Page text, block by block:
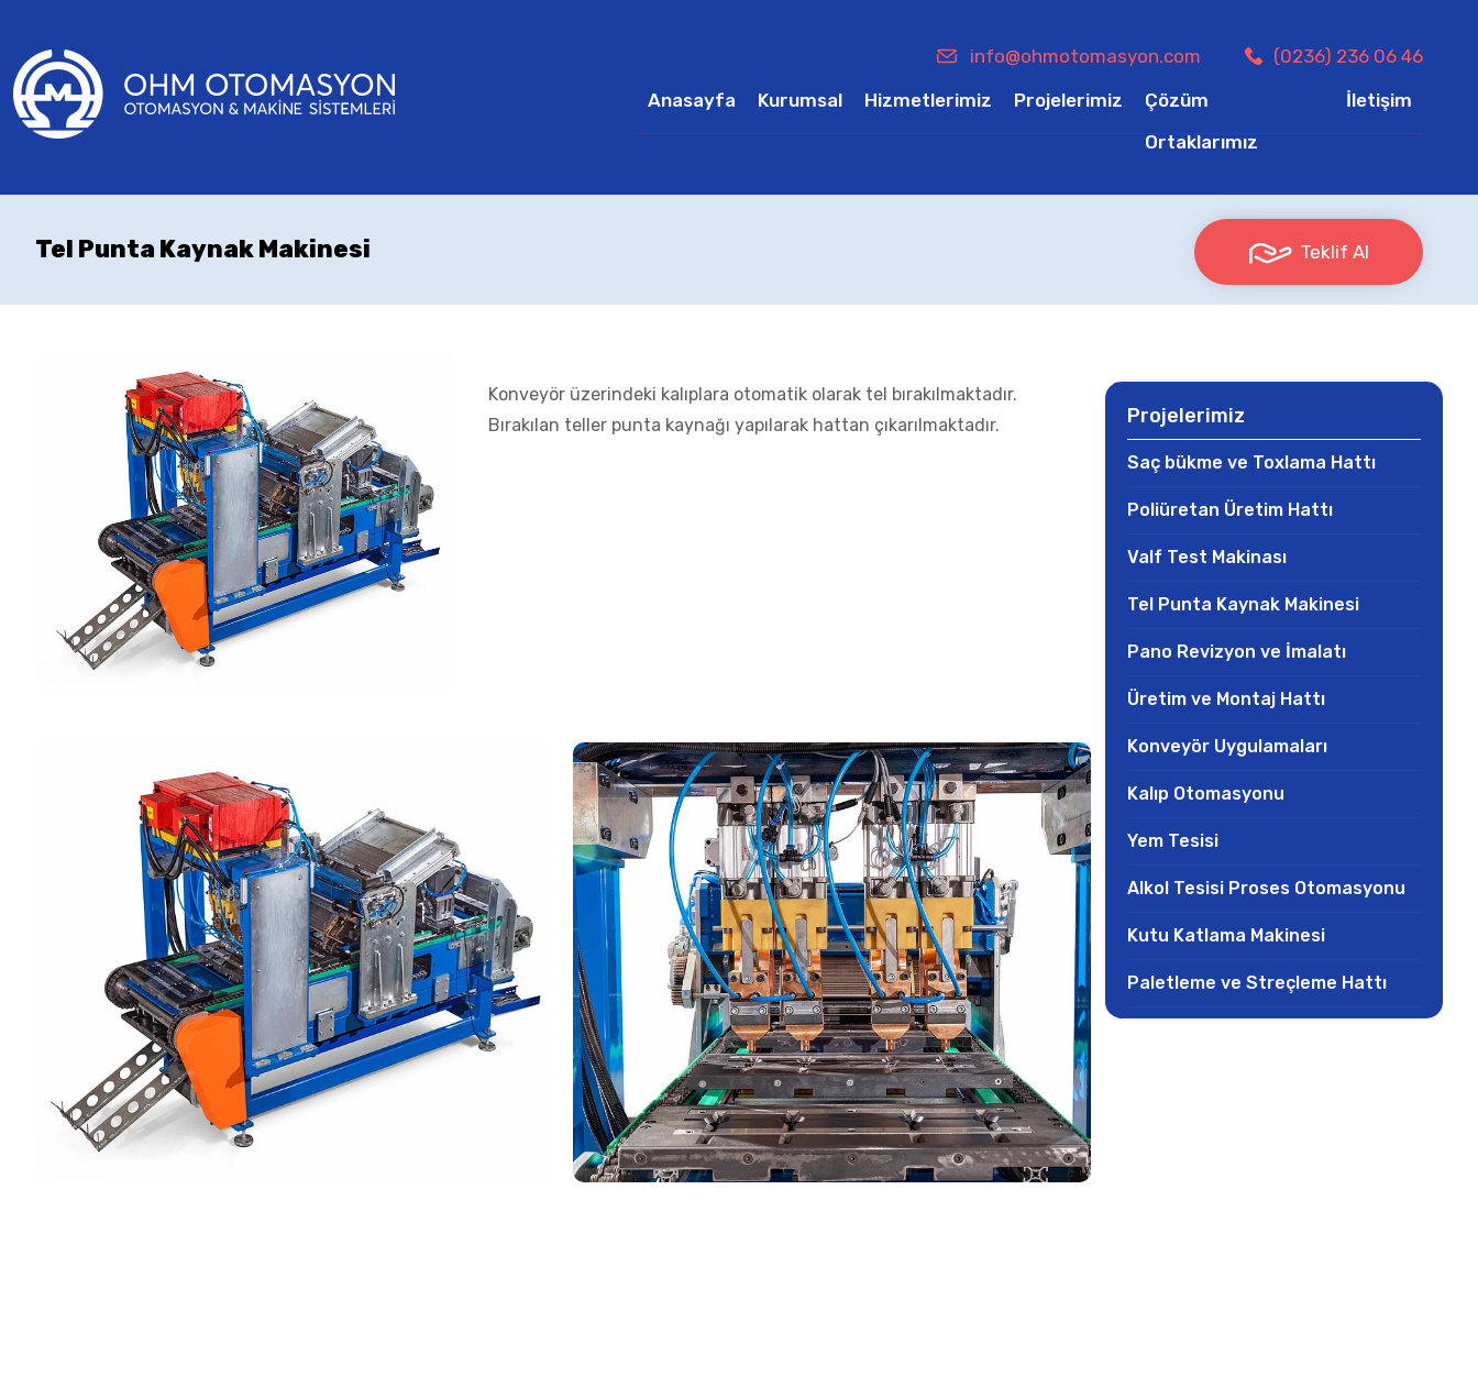
(0236) 236 06 46
info@ohmotomasyon.com
Anasayfa
Kurumsal Hizmetlerimiz Projelerimiz
Çözüm
Ortaklarımız
İletişim
Teklif Al
Tel Punta Kaynak Makinesi
Konveyör üzerindeki kalıplara otomatik olarak tel bırakılmaktadır.
Bırakılan teller punta kaynağı yapılarak hattan çıkarılmaktadır.
Projelerimiz
Saç bükme ve Toxlama Hattı
Poliüretan Üretim Hattı
Valf Test Makinası
Tel Punta Kaynak Makinesi
Pano Revizyon ve İmalatı
Üretim ve Montaj Hattı
Konveyör Uygulamaları
Kalıp Otomasyonu
Yem Tesisi
Alkol Tesisi Proses Otomasyonu
Kutu Katlama Makinesi
Paletleme ve Streçleme Hattı